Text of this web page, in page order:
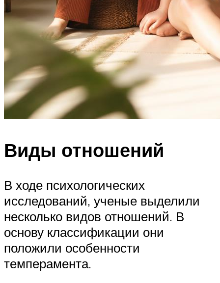
Виды отношений
В ходе психологических
исследований, ученые выделили
несколько видов отношений. В
основу классификации они
положили особенности
темперамента.